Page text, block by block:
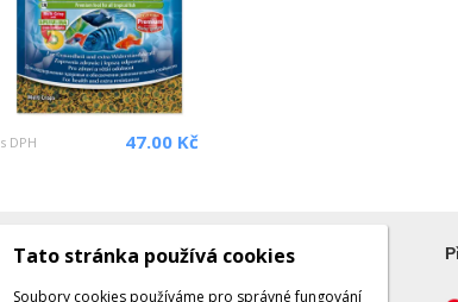
s DPH 47.00 Kč
Kontakty
Kontaktujte nás
Tato stránka používá cookies
Soubory cookies používáme pro správné fungování